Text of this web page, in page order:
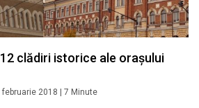
clădiri istorice ale orașului
februarie 2018 7 Minute